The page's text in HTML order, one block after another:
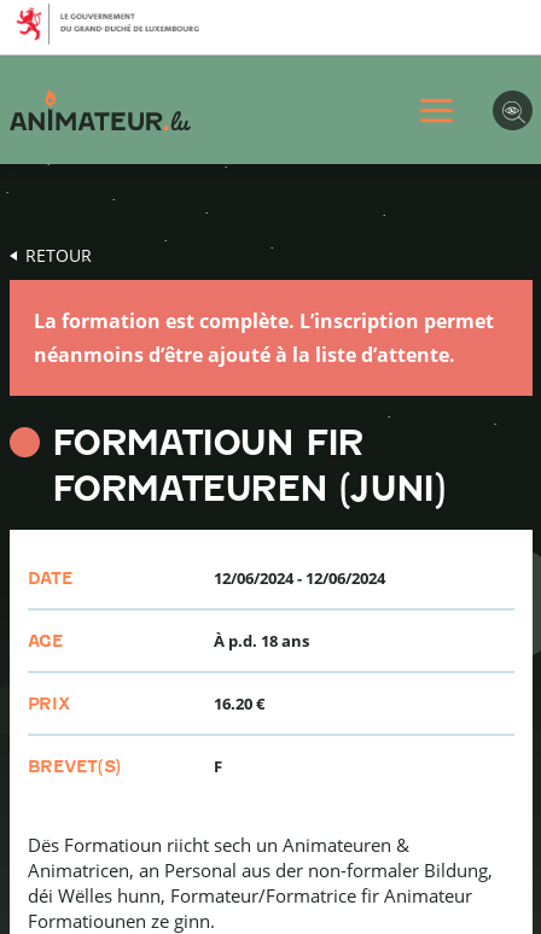
Aller
au
menu
principal
Aller
au
contenu
Aller
au
pied
page
RETOUR
La formation est complète. L’inscription permet
néanmoins d’être ajouté à la liste d’attente.
FORMATIOUN FIR
FORMATEUREN (JUNI)
DATE 12/06/2024- 12/06/2024
AGE À p.d. 18 ans
PRIX 16.20 €
BREVET(S) F
Dës Formatioun riicht sech un Animateuren &
Animatricen, an Personal aus der non-formaler Bildung,
déi Wëlles hunn, Formateur/Formatrice fir Animateur
Formatiounen ze ginn.